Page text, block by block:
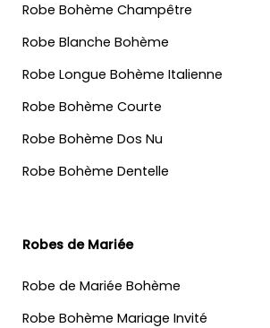
Robe Bohème Champêtre
Robe Blanche Bohème
Robe Longue Bohème Italienne
Robe Bohème Courte
Robe Bohème Dos Nu
Robe Bohème Dentelle
Robes de Mariée
Robe de Mariée Bohème
Robe Bohème Mariage Invité